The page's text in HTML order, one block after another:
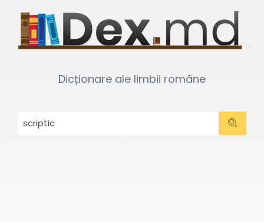
Dicționare ale limbii române